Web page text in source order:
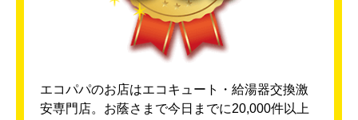
エコパパのお店はエコキュート・給湯器交換激
安専門店。お蔭さまで今日までに20,000件以上